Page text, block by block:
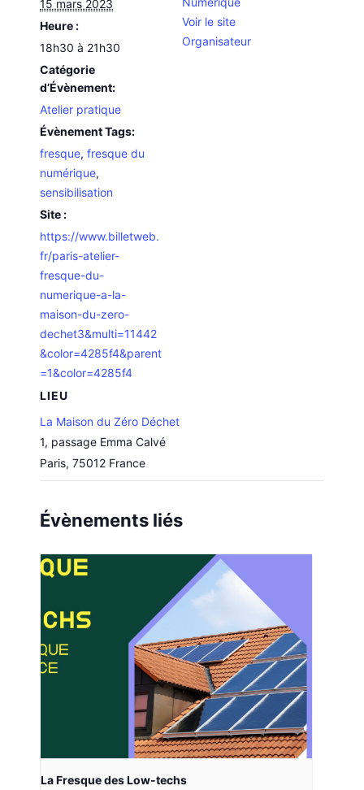
15 mars 2023
Heure :
18h30 à 21h30
Catégorie
d’Évènement:
Atelier pratique
Évènement Tags:
fresque,fresque du
numérique,
sensibilisation
Site :
https://www.billetweb.
fr/paris-atelier-
fresque-du-
numerique-a-la-
maison-du-zero-
dechet3&multi=11442
&color=4285f4&parent
=1&color=4285f4
LIEU
La Maison du Zéro Déchet
1, passage Emma Calvé
Paris, 75012 France
Voir le site
Organisateur
Évènements liés
La Fresque des Low-techs